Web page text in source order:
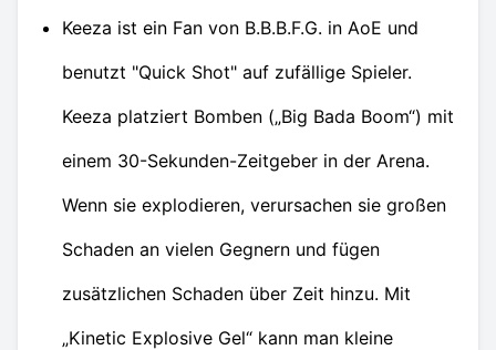
Keeza ist ein Fan von B.B.B.F.G. in AoE und
benutzt "Quick Shot" auf zufällige Spieler.
Keeza platziert Bomben („Big Bada Boom“) mit
einem 30-Sekunden-Zeitgeber in der Arena.
Wenn sie explodieren, verursachen sie großen
Schaden an vielen Gegnern und fügen
zusätzlichen Schaden über Zeit hinzu. Mit
„Kinetic Explosive Gel“ kann man kleine